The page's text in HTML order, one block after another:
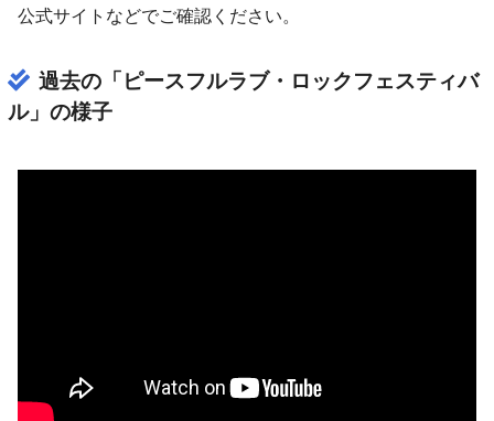
公式サイトなどでご確認ください。
過去の「ピースフルラブ・ロックフェスティバ
ル」の様子